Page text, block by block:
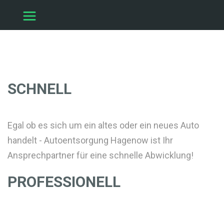
SCHNELL
Egal ob es sich um ein altes oder ein neues Auto
handelt - Autoentsorgung Hagenow ist Ihr
Ansprechpartner für eine schnelle Abwicklung!
PROFESSIONELL